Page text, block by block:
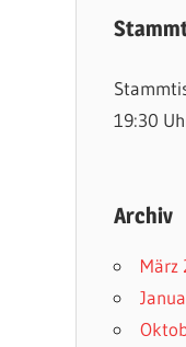
19:30
Archiv
März